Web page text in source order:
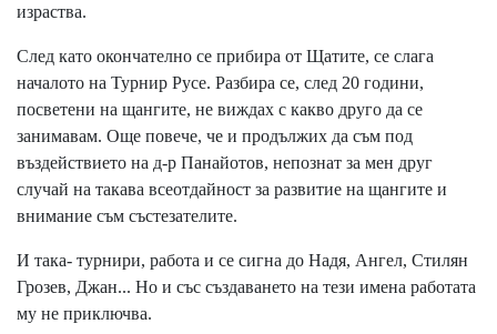
израства.
След като окончателно се прибира от Щатите, се слага
началото на Турнир Русе. Разбира се, след 20 години,
посветени на щангите, не виждах с какво друго да се
занимавам. Още повече, че и продължих да съм под
въздействието на д-р Панайотов, непознат за мен друг
случай на такава всеотдайност за развитие на щангите и
внимание съм състезателите.
И така- турнири, работа и се сигна до Надя, Ангел, Стилян
Грозев, Джан... Но и със създаването на тези имена работата
му не приключва.